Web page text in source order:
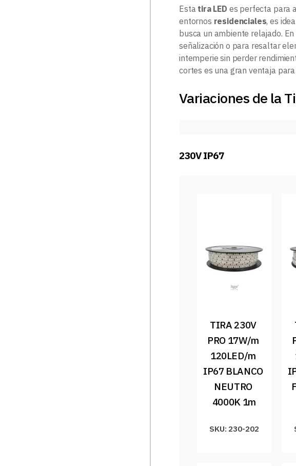
Esta tira LED es perfecta para
entornos residenciales, es
busca un ambiente relajado.
señalización o para resaltar
intemperie sin perder
cortes es una gran ventaja
Variaciones de la
230V IP67
TIRA 230V
PRO 17W/m
120LED/m
IP67 BLANCO
NEUTRO
4000K 1m
SKU: 230-202